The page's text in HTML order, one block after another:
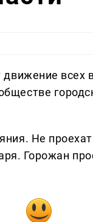
всех
Не
Горожан